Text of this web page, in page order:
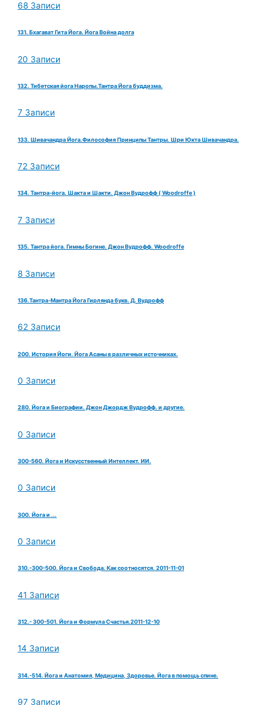
68 Записи
131. Бхагават Гита Йога. Йога Война долга
20 Записи
132. Тибетская йога Наропы.Тантра Йога буддизма.
7 Записи
133. Шивачандра Йога.Философия Принципы Тантры. Шри Юкта Шивачандра.
72 Записи
134. Тантра-йога. Шакта и Шакти. Джон Вудрофф ( Woodroffe )
7 Записи
135. Тантра йога. Гимны Богине. Джон Вудрофф. Woodroffe
8 Записи
136.Тантра-Мантра Йога Гирлянда букв. Д. Вудрофф
62 Записи
200. История Йоги. Йога Асаны в различных источниках.
0 Записи
280. Йога и Биографии. Джон Джордж Вудрофф. и другие.
0 Записи
300-560. Йога и Искусственный Интеллект. ИИ.
0 Записи
300. Йога и ...
0 Записи
310.-300-500. Йога и Свобода. Как соотносятся. 2011-11-01
41 Записи
312.- 300-501. Йога и Формула Счастья.2011-12-10
14 Записи
314.-514. Йога и Анатомия, Медицина, Здоровье. Йога в помощь спине.
97 Записи